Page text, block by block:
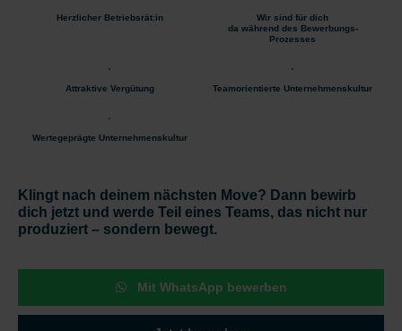
Herzlicher Betriebsrät:in
Wir sind für dich
da während des Bewerbungs-
Prozesses
Attraktive Vergütung Teamorientierte Unternehmenskultur
Wertegeprägte Unternehmenskultur
Klingt nach deinem nächsten Move? Dann bewirb
dich jetzt und werde Teil eines Teams, das nicht nur
produziert – sondern bewegt.
Mit WhatsApp bewerben